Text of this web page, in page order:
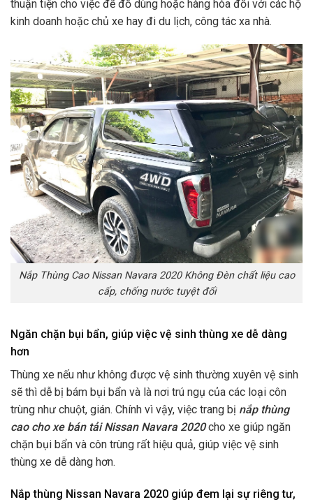
thuận tiện cho việc để đồ dùng hoặc hàng hóa đối với các hộ
kinh doanh hoặc chủ xe hay đi du lịch, công tác xa nhà.
Nắp Thùng Cao Nissan Navara 2020 Không Đèn chất liệu cao
cấp, chống nước tuyệt đối
Ngăn chặn bụi bẩn, giúp việc vệ sinh thùng xe dễ dàng
hơn
Thùng xe nếu như không được vệ sinh thường xuyên vệ sinh
sẽ thì dễ bị bám bụi bẩn và là nơi trú ngụ của các loại côn
trùng như chuột, gián. Chính vì vậy, việc trang bị nắp thùng
cao cho xe bán tải Nissan Navara 2020cho xe giúp ngăn
chặn bụi bẩn và côn trùng rất hiệu quả, giúp việc vệ sinh
thùng xe dễ dàng hơn.
Nắp thùng Nissan Navara 2020 giúp đem lại sự riêng tư,